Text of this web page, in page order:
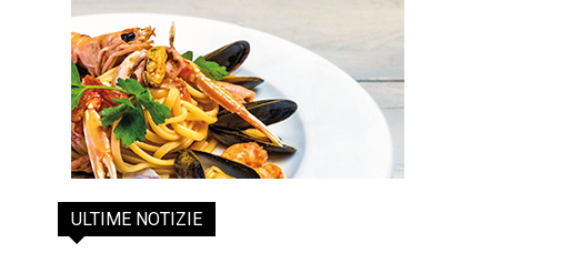
ULTIME NOTIZIE